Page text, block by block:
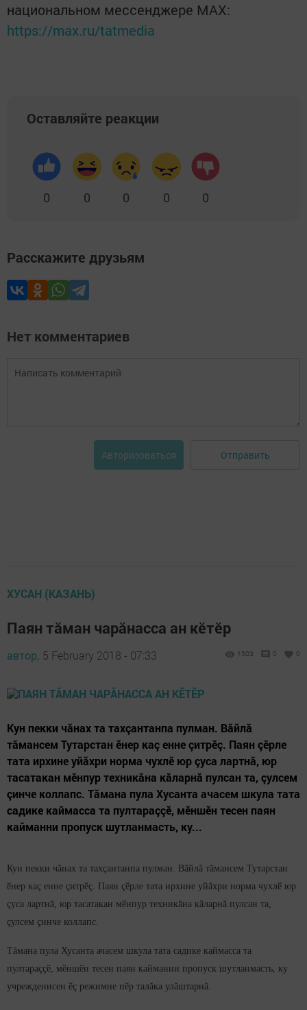
национальном мессенджере MАХ:
https://max.ru/tatmedia
Оставляйте реакции
0 0 0 0 0
Расскажите друзьям
Нет комментариев
Авторизоваться Отправить
ХУСАН (КАЗАНЬ)
Паян тăман чарăнасса ан кӗтӗр
автор, 5 February 2018 - 07:33 1303 0 0
Кун пекки чăнах та тахçантанпа пулман. Вăйлă
тăмансем Тутарстан ӗнер каç енне çитрӗç. Паян çӗрле
тата ирхине уйăхри норма чухлӗ юр çуса лартнă, юр
тасатакан мӗнпур техникăна кăларнă пулсан та, çулсем
çинче коллапс. Тăмана пула Хусанта ачасем шкула тата
садике каймасса та пултараççӗ, мӗншӗн тесен паян
кайманни пропуск шутланмасть, ку...
Кун пекки чăнах та тахçантанпа пулман. Вăйлă тăмансем Тутарстан
ӗнер каç енне çитрӗç. Паян çӗрле тата ирхине уйăхри норма чухлӗ юр
çуса лартнă, юр тасатакан мӗнпур техникăна кăларнă пулсан та,
çулсем çинче коллапс.
Тăмана пула Хусанта ачасем шкула тата садике каймасса та
пултараççӗ, мӗншӗн тесен паян кайманни пропуск шутланмасть, ку
учрежденисен ӗç режимне пӗр талăка улăштарнă.